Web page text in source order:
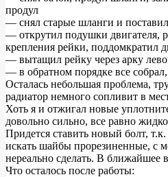
гг.)
Часть
2
продул
— снял старые шланги и
— открутил подушки двигателя,
крепления рейки, поддомкратил
— вытащил рейку через арку
— в обратном порядке все
Осталась небольшая проблема,
радиатор немного сопливит в
Хоть я и отжигал новые
довольно сильно, все равно
Придется ставить новый болт,
искать шайбы прорезиненные, с
нереально сделать. В ближайшее
Что осталось после работы: